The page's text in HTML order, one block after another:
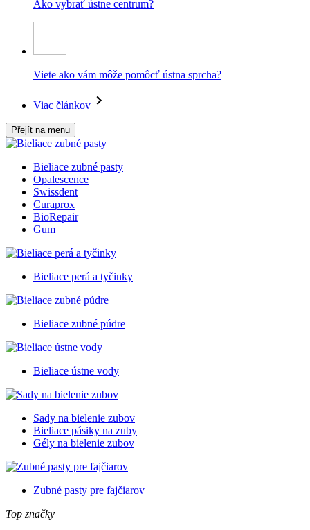
Ako vybrať ústne centrum?
Viete ako vám môže pomôcť ústna sprcha?
Viac článkov
Přejít na menu
Bieliace zubné pasty
Opalescence
Swissdent
Curaprox
BioRepair
Gum
Bieliace perá a tyčinky
Bieliace zubné púdre
Bieliace ústne vody
Sady na bielenie zubov
Bieliace pásiky na zuby
Gély na bielenie zubov
Zubné pasty pre fajčiarov
Top značky